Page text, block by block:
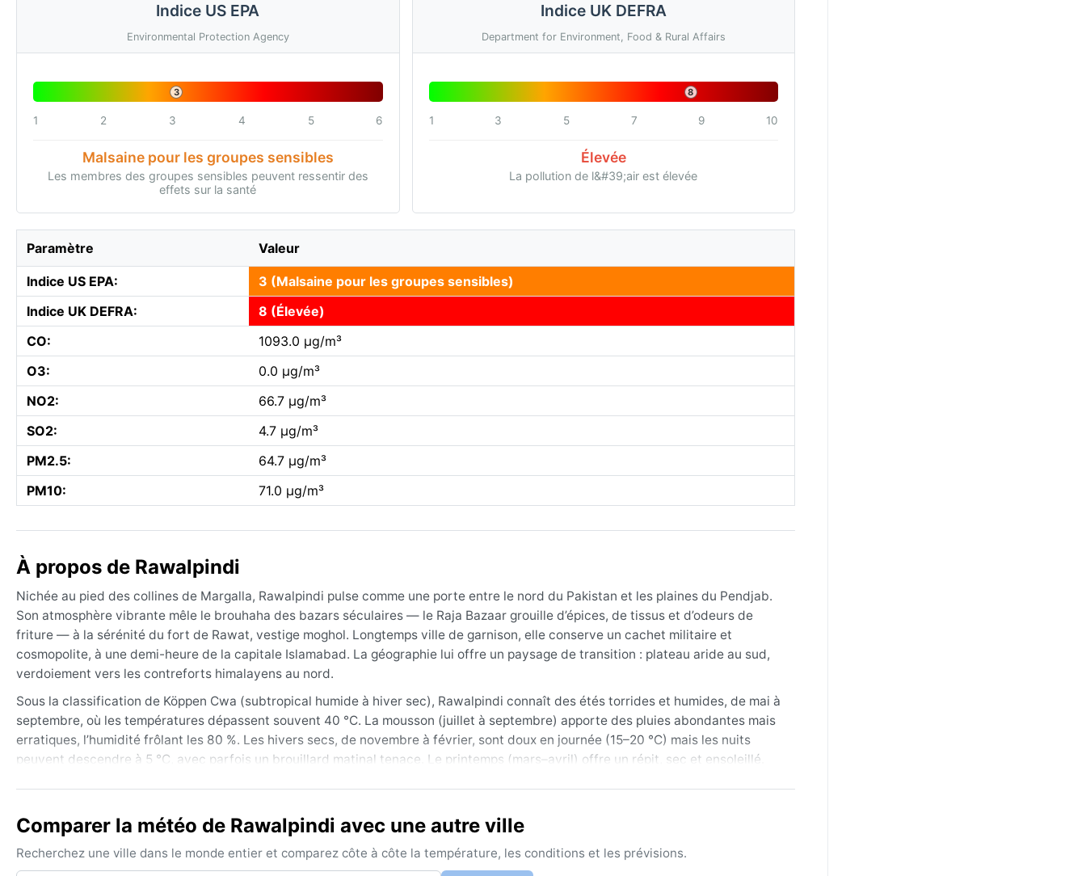
Indice US EPA
Environmental Protection Agency
3
1 2 3 4 5 6
Malsaine pour les groupes sensibles
Les membres des groupes sensibles peuvent ressentir des
effets sur la santé
Indice UK DEFRA
Department for Environment, Food & Rural Affairs
8
1 3 5 7 9 10
Élevée
La pollution de l&#39;air est élevée
Paramètre Valeur
Indice US EPA:
3 (Malsaine pour les groupes sensibles)
Indice UK DEFRA:
8 (Élevée)
CO:
1093.0 µg/m³
O3:
0.0 µg/m³
NO2:
66.7 µg/m³
SO2:
4.7 µg/m³
PM2.5:
64.7 µg/m³
PM10:
71.0 µg/m³
À propos de Rawalpindi
Nichée au pied des collines de Margalla, Rawalpindi pulse comme une porte entre le nord du Pakistan et les plaines du Pendjab.
Son atmosphère vibrante mêle le brouhaha des bazars séculaires — le Raja Bazaar grouille d’épices, de tissus et d’odeurs de
friture — à la sérénité du fort de Rawat, vestige moghol. Longtemps ville de garnison, elle conserve un cachet militaire et
cosmopolite, à une demi-heure de la capitale Islamabad. La géographie lui offre un paysage de transition : plateau aride au sud,
verdoiement vers les contreforts himalayens au nord.
Sous la classification de Köppen Cwa (subtropical humide à hiver sec), Rawalpindi connaît des étés torrides et humides, de mai à
septembre, où les températures dépassent souvent 40 °C. La mousson (juillet à septembre) apporte des pluies abondantes mais
erratiques, l’humidité frôlant les 80 %. Les hivers secs, de novembre à février, sont doux en journée (15–20 °C) mais les nuits
peuvent descendre à 5 °C, avec parfois un brouillard matinal tenace. Le printemps (mars–avril) offre un répit, sec et ensoleillé.
Le meilleur moment pour visiter Rawalpindi d’un point de vue climatique court d’octobre à novembre, puis de mars à avril : les
températures sont douces, l’air sec, et le ciel dégagé. Attention toutefois à la poussière soulevée par les vents pré-mousson en
mai, et aux inondations soudaines lors des orages violents de l’été. Le phénomène le plus marquant reste la mousson, qui peut
Comparer la météo de Rawalpindi avec une autre ville
Recherchez une ville dans le monde entier et comparez côte à côte la température, les conditions et les prévisions.